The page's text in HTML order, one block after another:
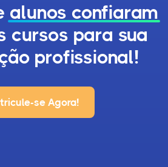
alunos confiaram
cursos para sua
profissional!
se Agora!